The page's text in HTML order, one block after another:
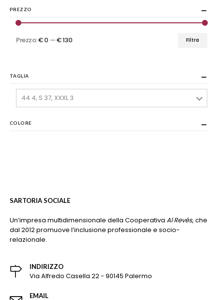
PREZZO
Filtra
Prezzo:€ 0 —€ 130
TAGLIA
44 4, S 37, XXXL 3
COLORE
SARTORIA SOCIALE
Un’impresa multidimensionale della Cooperativa Al Revés, che
dal 2012 promuove l’inclusione professionale e socio-
relazionale.
INDIRIZZO
Via Alfredo Casella 22 - 90145 Palermo
EMAIL